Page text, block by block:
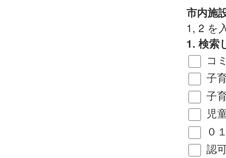
市内施
1, 2 を
1. 検索
コ
子
子
児
０
認